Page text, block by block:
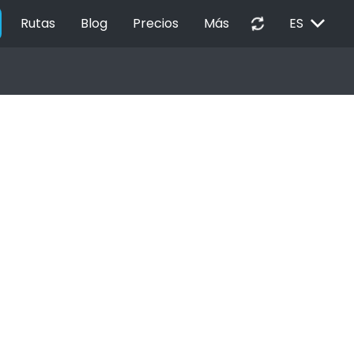
Rutas Blog Precios Más autorenew ES EXPAND_MORE